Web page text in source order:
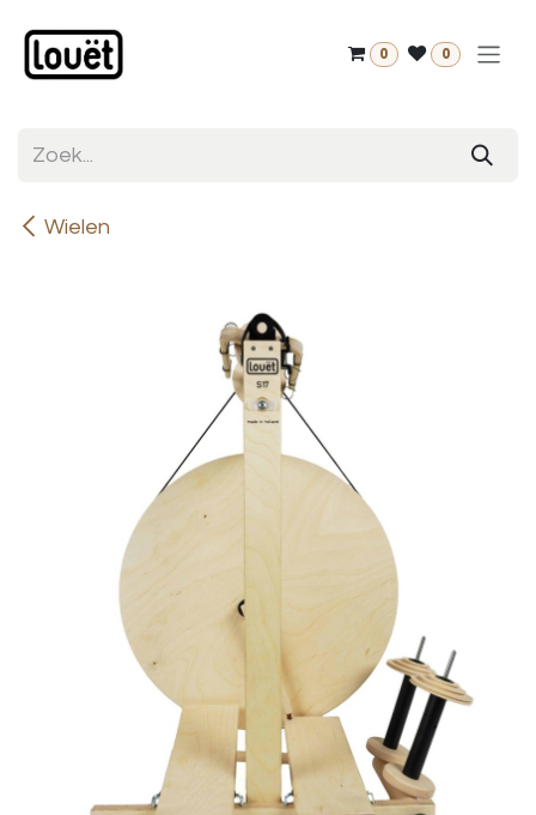
0 0
Wielen